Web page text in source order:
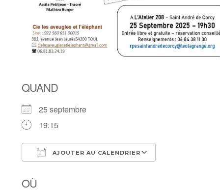
QUAND
25 septembre
19:15
AJOUTER AU CALENDRIER
OÙ